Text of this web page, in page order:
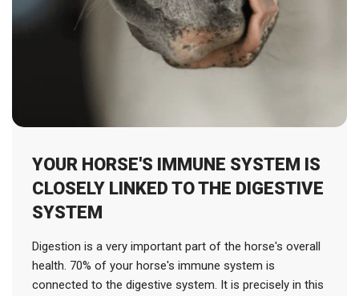
YOUR HORSE'S IMMUNE SYSTEM IS
CLOSELY LINKED TO THE DIGESTIVE
SYSTEM
Digestion is a very important part of the horse's overall
health. 70% of your horse's immune system is
connected to the digestive system. It is precisely in this